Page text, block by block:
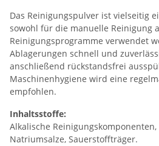
Das Reinigungspulver ist vielseitig
sowohl für die manuelle Reinigung
Reinigungsprogramme verwendet
Ablagerungen schnell und
anschließend rückstandsfrei
Maschinenhygiene wird eine
empfohlen.
Inhaltsstoffe:
Alkalische Reinigungskomponenten,
Natriumsalze, Sauerstoffträger.